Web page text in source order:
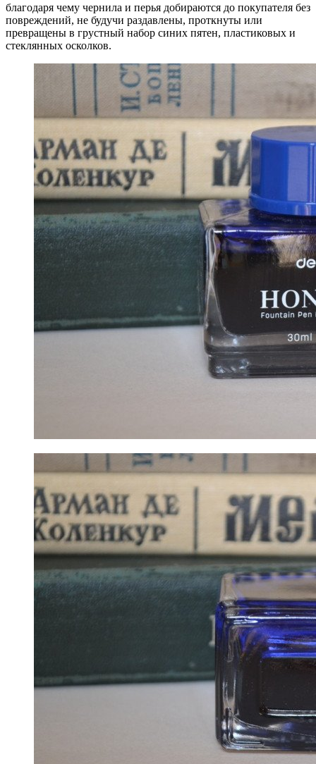
благодаря чему чернила и перья добираются до покупателя без
повреждений, не будучи раздавлены, проткнуты или
превращены в грустный набор синих пятен, пластиковых и
стеклянных осколков.